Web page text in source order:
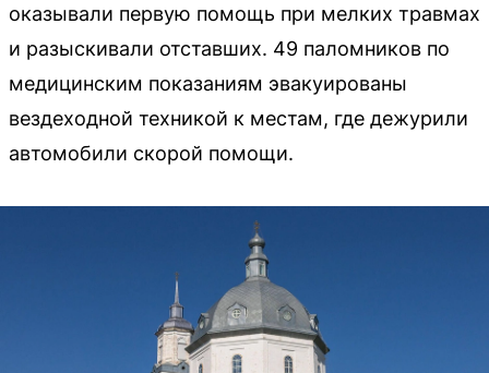
оказывали первую помощь при мелких травмах
и разыскивали отставших. 49 паломников по
медицинским показаниям эвакуированы
вездеходной техникой к местам, где дежурили
автомобили скорой помощи.